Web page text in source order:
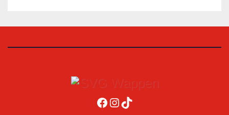
Facebook
Instagram
TikTok